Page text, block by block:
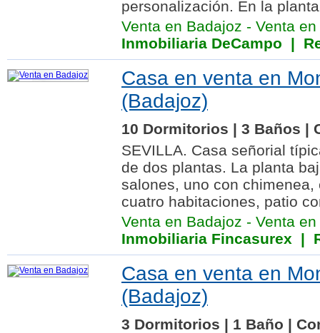
personalización. En la
Venta en Badajoz - Venta
Inmobiliaria DeCampo |
Casa en venta en
(Badajoz)
10 Dormitorios | 3 Baños |
SEVILLA. Casa señorial
de dos plantas. La planta
salones, uno con
cuatro habitaciones, patio
Venta en Badajoz - Venta
Inmobiliaria Fincasurex |
Casa en venta en
(Badajoz)
3 Dormitorios | 1 Baño |